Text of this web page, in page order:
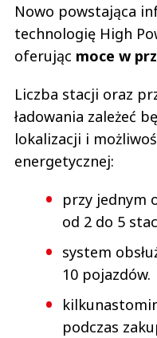
Nowo powstająca
technologię High
oferując moce w
Liczba stacji oraz
ładowania zależeć
lokalizacji i
energetycznej:
przy jednym
od 2 do 5
system
10 pojazdów.
podczas